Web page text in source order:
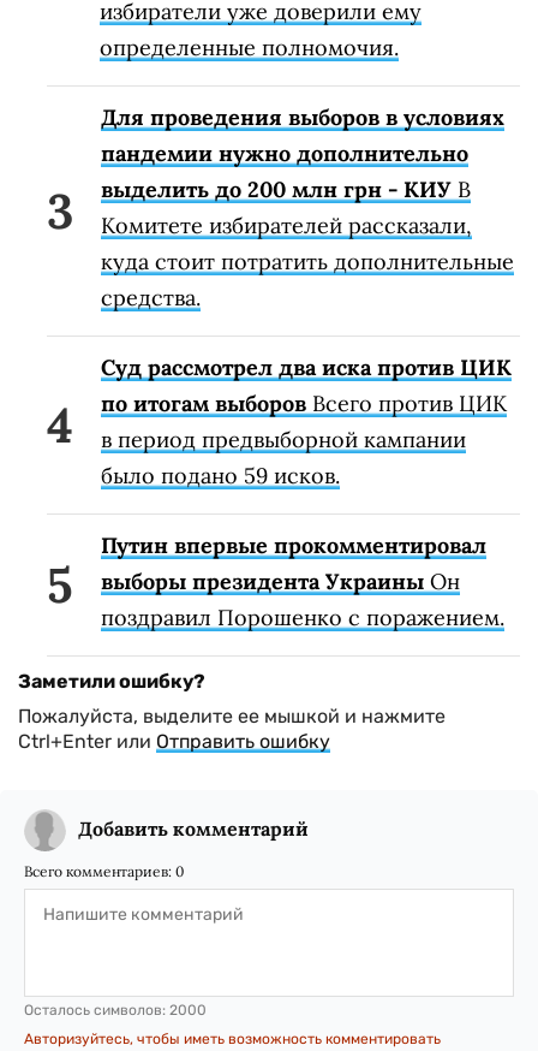
избиратели уже доверили ему
определенные полномочия.
Для проведения выборов в условиях
пандемии нужно дополнительно
выделить до 200 млн грн - КИУ В
Комитете избирателей рассказали,
куда стоит потратить дополнительные
средства.
Суд рассмотрел два иска против ЦИК
по итогам выборов Всего против ЦИК
в период предвыборной кампании
было подано 59 исков.
Путин впервые прокомментировал
выборы президента Украины Он
поздравил Порошенко с поражением.
Заметили ошибку?
Пожалуйста, выделите ее мышкой и нажмите
Ctrl+Enter или Отправить ошибку
Добавить комментарий
Всего комментариев: 0
Осталось символов: 2000
Авторизуйтесь, чтобы иметь возможность комментировать